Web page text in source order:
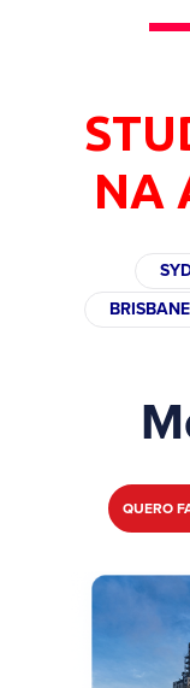
NA
BRISBANE
QUERO